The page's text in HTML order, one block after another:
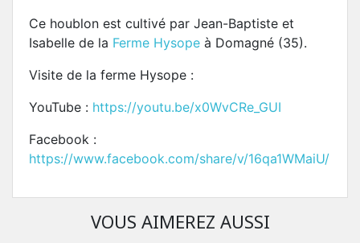
Ce houblon est cultivé par Jean-Baptiste et
Isabelle de la Ferme Hysope à Domagné (35).
Visite de la ferme Hysope :
YouTube : https://youtu.be/x0WvCRe_GUI
Facebook :
https://www.facebook.com/share/v/16qa1WMaiU/
VOUS AIMEREZ AUSSI